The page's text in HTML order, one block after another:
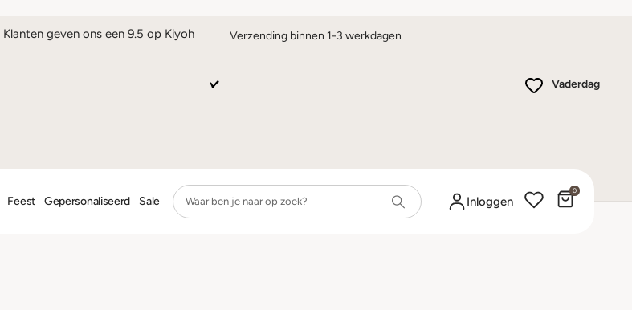
Klanten geven ons een 9.5 op Kiyoh Verzending binnen 1-3 werkdagen
Vaderdag
Feest Gepersonaliseerd Sale Inloggen
0